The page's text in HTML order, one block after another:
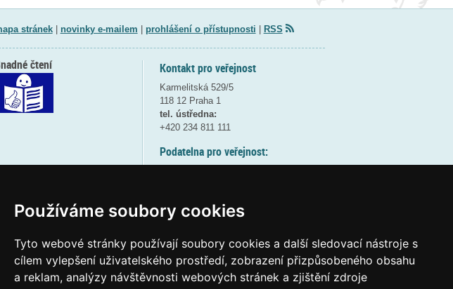
Používáme soubory cookies
Tyto webové stránky používají soubory cookies a další sledovací nástroje s
cílem vylepšení uživatelského prostředí, zobrazení přizpůsobeného obsahu
a reklam, analýzy návštěvnosti webových stránek a zjištění zdroje
stránek| novinky e-mailem prohlášení o přístupnosti RSS
Kontakt pro veřejnost
Karmelitská 529/5
118 12 Praha 1
tel. ústředna:
+420 234 811 111
Podatelna pro veřejnost:
(více informací
Elektronická podatelna:
posta@msmtgov cz
čtení